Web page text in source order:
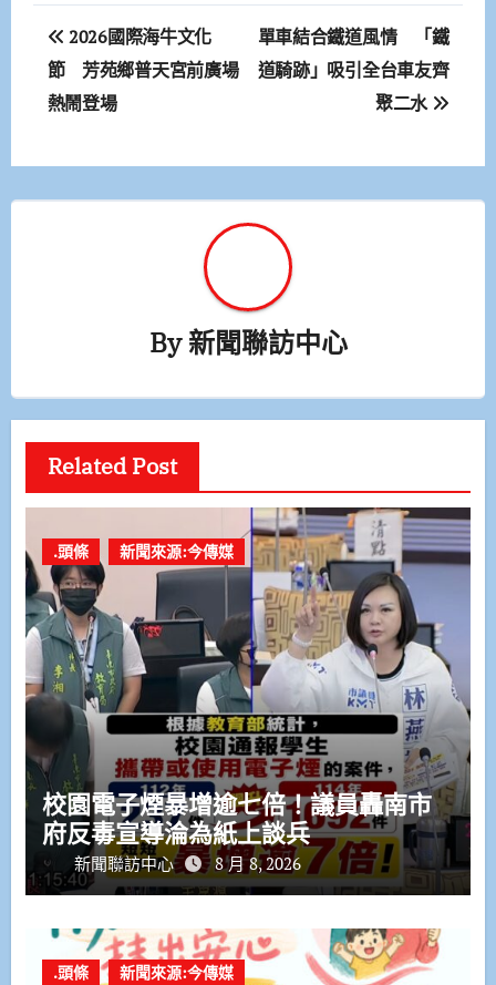
文
章
導
覽
2026國際海牛文化
節 芳苑鄉普天宮前廣場
熱鬧登場
單車結合鐵道風情 「鐵
道騎跡」吸引全台車友齊
聚二水
By新聞聯訪中心
Related Post
.頭條 新聞來源:今傳媒
校園電子煙暴增逾七倍！議員轟南市
府反毒宣導淪為紙上談兵
新聞聯訪中心 8 月 8, 2026
.頭條 新聞來源:今傳媒